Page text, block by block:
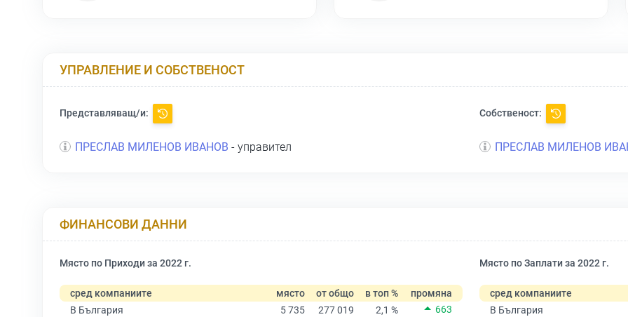
УПРАВЛЕНИЕ И СОБСТВЕНОСТ
Представляващ/и:
ПРЕСЛАВ МИЛЕНОВ ИВАНОВ - управител
Собственост:
ПРЕСЛАВ МИЛЕНОВ
ФИНАНСОВИ ДАННИ
Място по Приходи за 2022 г.
сред компаниите място от общо в топ %
промяна
В България
5 735 277 019 2,1 %
663
Място по Заплати за 2022 г.
сред компаниите
В България